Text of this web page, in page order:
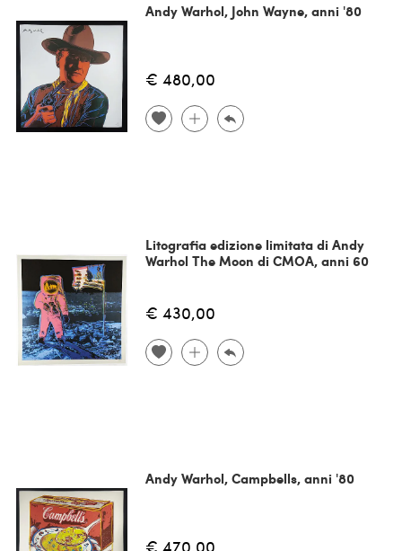
Andy Warhol, John Wayne, anni '80
€ 480,00
Litografia edizione limitata di Andy
Warhol The Moon di CMOA, anni 60
€ 430,00
Andy Warhol, Campbells, anni '80
€ 470,00